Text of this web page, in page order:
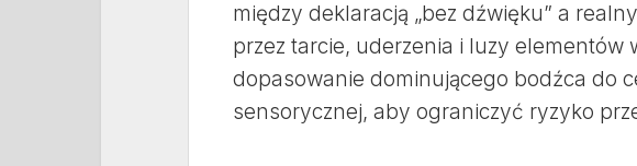
między deklaracją „bez dźwięku” a
przez tarcie, uderzenia i luzy elementów
dopasowanie dominującego bodźca do
sensorycznej, aby ograniczyć ryzyko